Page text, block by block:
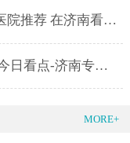
荐 在济南看心理
看点-济南专业治
MORE+